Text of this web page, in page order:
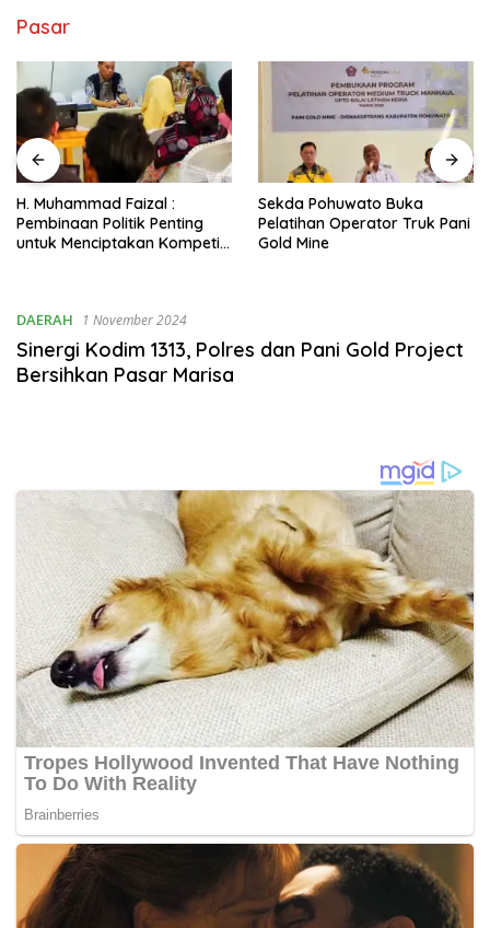
Pasar
H. Muhammad Faizal :
Pembinaan Politik Penting
untuk Menciptakan Kompetisi
Sekda Pohuwato Buka
Pelatihan Operator Truk Pani
Gold Mine
DAERAH 1 November 2024
Sinergi Kodim 1313, Polres dan Pani Gold Project
Bersihkan Pasar Marisa